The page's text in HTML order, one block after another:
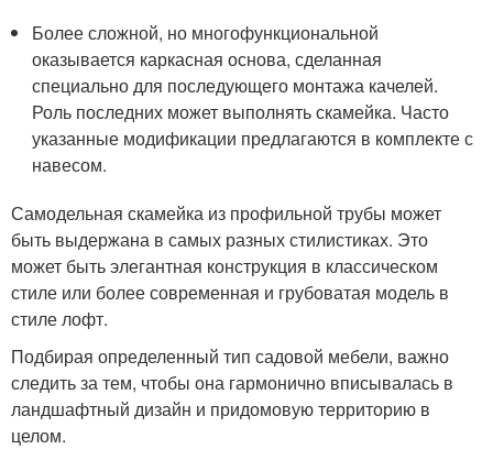
Более сложной, но многофункциональной
оказывается каркасная основа, сделанная
специально для последующего монтажа качелей.
Роль последних может выполнять скамейка. Часто
указанные модификации предлагаются в комплекте с
навесом.
Самодельная скамейка из профильной трубы может
быть выдержана в самых разных стилистиках. Это
может быть элегантная конструкция в классическом
стиле или более современная и грубоватая модель в
стиле лофт.
Подбирая определенный тип садовой мебели, важно
следить за тем, чтобы она гармонично вписывалась в
ландшафтный дизайн и придомовую территорию в
целом.